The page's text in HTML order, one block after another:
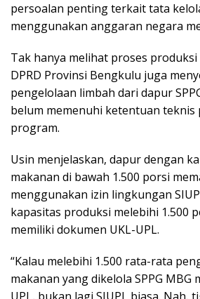
persoalan penting terkait tata
menggunakan anggaran negara
Tak hanya melihat proses produksi
DPRD Provinsi Bengkulu juga
pengelolaan limbah dari dapur
belum memenuhi ketentuan teknis
program.
Usin menjelaskan, dapur dengan
makanan di bawah 1.500 porsi
menggunakan izin lingkungan
kapasitas produksi melebihi 1.500
memiliki dokumen UKL-UPL.
“Kalau melebihi 1.500 rata-rata
makanan yang dikelola SPPG MBG